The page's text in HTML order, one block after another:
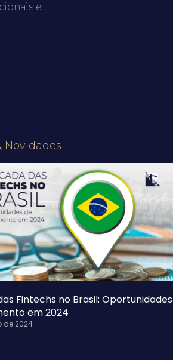
e
Novidades
Fintechs no Brasil: Oportunidades
em 2024
de 2024